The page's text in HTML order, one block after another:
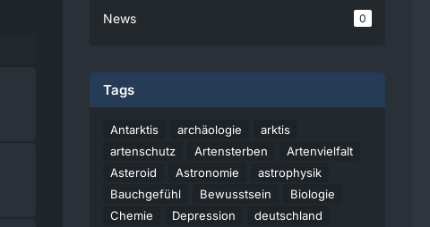
News 0
Tags
Antarktis archäologie
arktis
artenschutz
Artensterben
Artenvielfalt
Asteroid
Astronomie
astrophysik
Bauchgefühl
Bewusstsein
Biologie
Chemie
Depression
deutschland